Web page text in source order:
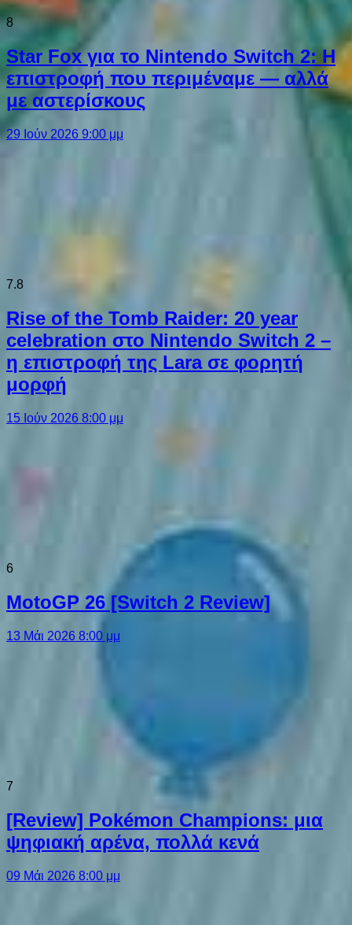
8
Star Fox για το Nintendo Switch 2: Η
επιστροφή που περιμέναμε — αλλά
με αστερίσκους
29 Ιούν 2026 9:00 μμ
7.8
Rise of the Tomb Raider: 20 year
celebration στο Nintendo Switch 2 –
η επιστροφή της Lara σε φορητή
μορφή
15 Ιούν 2026 8:00 μμ
6
MotoGP 26 [Switch 2 Review]
13 Μάι 2026 8:00 μμ
7
[Review] Pokémon Champions: μια
ψηφιακή αρένα, πολλά κενά
09 Μάι 2026 8:00 μμ